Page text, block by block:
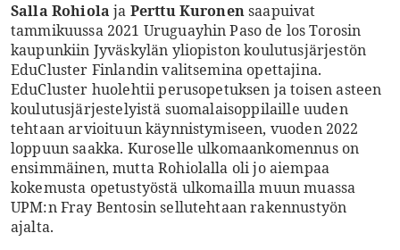
Salla Rohiola ja Perttu Kuronensaapuivat
tammikuussa 2021 Uruguayhin Paso de los Torosin
kaupunkiin Jyväskylän yliopiston koulutusjärjestön
EduCluster Finlandin valitsemina opettajina.
EduCluster huolehtii perusopetuksen ja toisen asteen
koulutusjärjestelyistä suomalaisoppilaille uuden
tehtaan arvioituun käynnistymiseen, vuoden 2022
loppuun saakka. Kuroselle ulkomaankomennus on
ensimmäinen, mutta Rohiolalla oli jo aiempaa
kokemusta opetustyöstä ulkomailla muun muassa
UPM:n Fray Bentosin sellutehtaan rakennustyön
ajalta.